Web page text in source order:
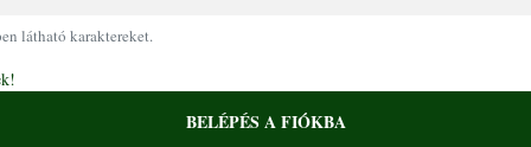
látható karaktereket.
BELÉPÉS A FIÓKBA